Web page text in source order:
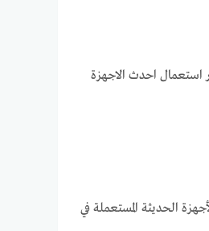
استعمال احدث الاجهزة
الحديثة المستعملة في